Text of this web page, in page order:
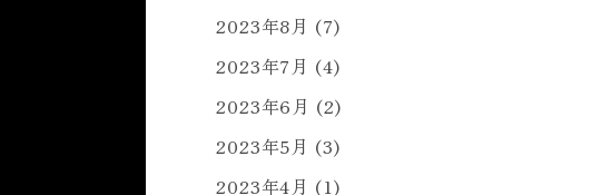
2023年8月 (7)
2023年7月 (4)
2023年6月 (2)
2023年5月 (3)
2023年4月 (1)